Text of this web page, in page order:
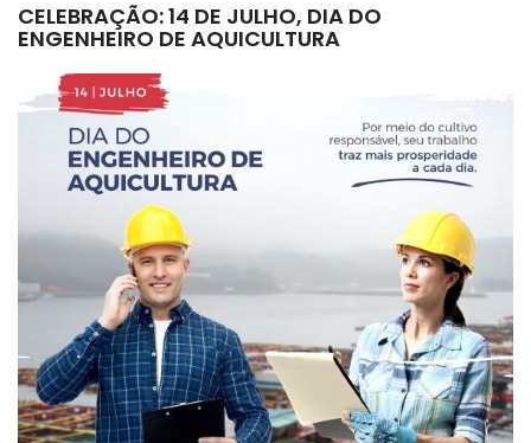
CELEBRAÇÃO: 14 DE JULHO, DIA DO
ENGENHEIRO DE AQUICULTURA